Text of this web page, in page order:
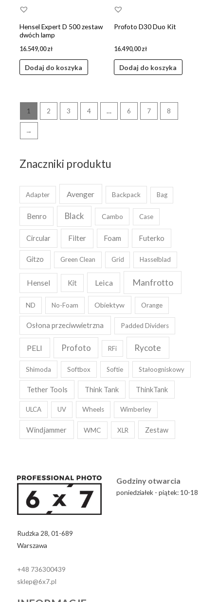
Znaczniki produktu
Adapter Avenger Backpack Bag
Benro Black Cambo Case
Circular Filter Foam Futerko
Gitzo Green Clean Grid Hasselblad
Hensel Kit Leica Manfrotto
ND No-Foam Obiektyw Orange
Osłona przeciwwietrzna Padded Dividers
PELI Profoto RFi Rycote
Shimoda Softbox Softie Stałoogniskowy
Tether Tools Think Tank ThinkTank
ULCA UV Wheels Wimberley
Windjammer WMC XLR Zestaw
Hensel Expert D 500 zestaw
dwóch lamp
16.549,00zł
Dodaj do koszyka
Profoto D30 Duo Kit
16.490,00zł
Dodaj do koszyka
1 2 3 4 … 6 7 8
→
Rudzka 28, 01-689
Warszawa
+48 736300439
sklep@6x7.pl
Godziny otwarcia
poniedziałek - piątek: 10-18